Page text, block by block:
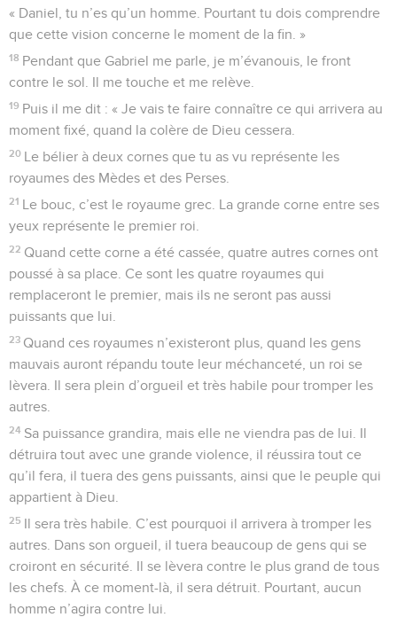
« Daniel, tu n’es qu’un homme. Pourtant tu dois comprendre
que cette vision concerne le moment de la fin. »
18 Pendant que Gabriel me parle, je m’évanouis, le front
contre le sol. Il me touche et me relève.
19 Puis il me dit : « Je vais te faire connaître ce qui arrivera au
moment fixé, quand la colère de Dieu cessera.
20 Le bélier à deux cornes que tu as vu représente les
royaumes des Mèdes et des Perses.
21 Le bouc, c’est le royaume grec. La grande corne entre ses
yeux représente le premier roi.
22 Quand cette corne a été cassée, quatre autres cornes ont
poussé à sa place. Ce sont les quatre royaumes qui
remplaceront le premier, mais ils ne seront pas aussi
puissants que lui.
23 Quand ces royaumes n’existeront plus, quand les gens
mauvais auront répandu toute leur méchanceté, un roi se
lèvera. Il sera plein d’orgueil et très habile pour tromper les
autres.
24 Sa puissance grandira, mais elle ne viendra pas de lui. Il
détruira tout avec une grande violence, il réussira tout ce
qu’il fera, il tuera des gens puissants, ainsi que le peuple qui
appartient à Dieu.
25 Il sera très habile. C’est pourquoi il arrivera à tromper les
autres. Dans son orgueil, il tuera beaucoup de gens qui se
croiront en sécurité. Il se lèvera contre le plus grand de tous
les chefs. À ce moment-là, il sera détruit. Pourtant, aucun
homme n’agira contre lui.